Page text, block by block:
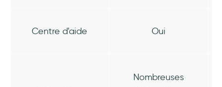
Centre d'aide Oui
Nombreuses